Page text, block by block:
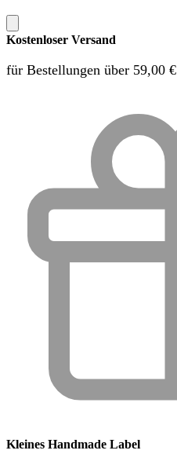
Kostenloser Versand
für Bestellungen über 59,00 €
Kleines Handmade Label